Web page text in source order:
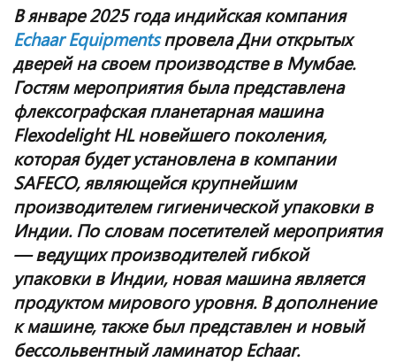
В январе 2025 года индийская компания
Echaar Equipmentsпровела Дни открытых
дверей на своем производстве в Мумбае.
Гостям мероприятия была представлена
флексографская планетарная машина
FlexodelightHL новейшего поколения,
которая будет установлена в компании
SAFECO, являющейся крупнейшим
производителем гигиенической упаковки в
Индии. По словам посетителей мероприятия
— ведущих производителей гибкой
упаковки в Индии, новая машина является
продуктом мирового уровня. В дополнение
к машине, также был представлен и новый
бессольвентный ламинаторEchaar.